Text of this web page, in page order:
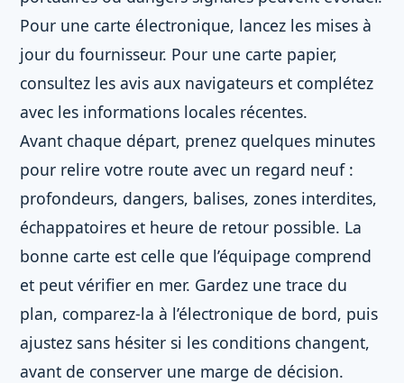
Pour une carte électronique, lancez les mises à
jour du fournisseur. Pour une carte papier,
consultez les avis aux navigateurs et complétez
avec les informations locales récentes.
Avant chaque départ, prenez quelques minutes
pour relire votre route avec un regard neuf :
profondeurs, dangers, balises, zones interdites,
échappatoires et heure de retour possible. La
bonne carte est celle que l’équipage comprend
et peut vérifier en mer. Gardez une trace du
plan, comparez-la à l’électronique de bord, puis
ajustez sans hésiter si les conditions changent,
avant de conserver une marge de décision.